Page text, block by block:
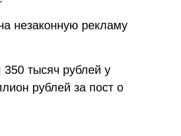
незаконную рекламу
350 тысяч рублей у
рублей за пост о